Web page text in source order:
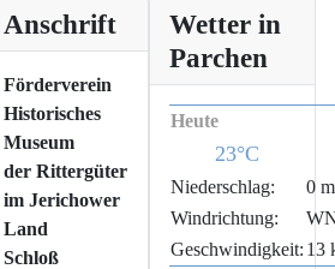
Anschrift
Förderverein
Historisches
Museum
der Rittergüter
im Jerichower
Land
Schloß
Wetter in
Parchen
Heute
23°C
Niederschlag:
0
Windrichtung:
Geschwindigkeit: 13